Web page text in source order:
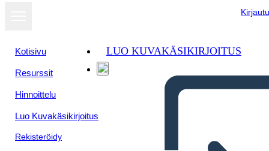
Kotisivu
Resurssit
Hinnoittelu
Luo Kuvakäsikirjoitus
Rekisteröidy
LUO KUVAKÄSIKIRJOITUS
Näytä
diaesityksenä